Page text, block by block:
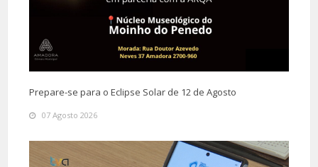
Prepare-se para o Eclipse Solar de 12 de Agosto
07 Agosto 2026